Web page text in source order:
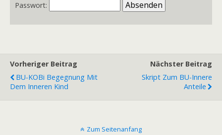
Passwort:
Vorheriger Beitrag
BU-KOBi Begegnung Mit
Dem Inneren Kind
Nächster Beitrag
Skript Zum BU-Innere
Anteile
Zum Seitenanfang